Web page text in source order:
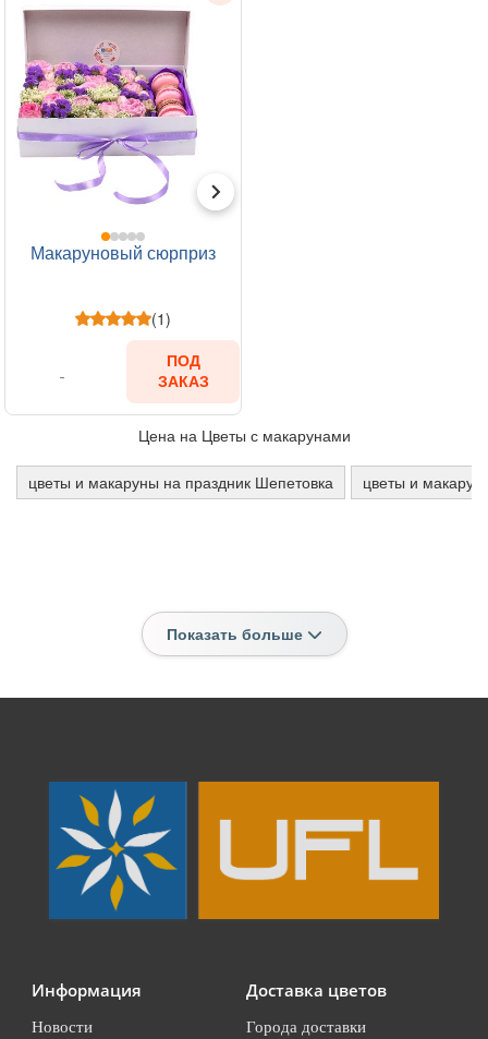
Макаруновый сюрприз
(1)
ПОД
ЗАКАЗ
Цена на Цветы с макарунами
цветы и макаруны на праздник Шепетовка цветы и
Показать больше
Информация
Новости
Доставка цветов
Города доставки